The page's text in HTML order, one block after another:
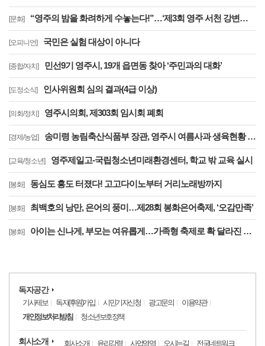
[문화] “영주의 밤을 화려하게 수놓는다!”…‘제3회 영주 서천 강변가요제’ 8월 2일 개최
[오피니언] 국민은 실험 대상이 아니다
[종합/자치] 민선9기 영주시, 19개 읍면동 찾아 ‘주민과의 대화’
[도정소식] 인사위원회 심의 결과(4급 이상)
[의회/정치] 영주시의회, 제303회 임시회 폐회
[경제/농업] 송미령 농림축산식품부 장관, 영주시 여름사과 생육현황 및 산지유통 현장점검
[교육/청소년] 영주제일고-국립청소년미래환경센터, 학교 밖 교육 실시
[봉화] 동심도 흥도 터졌다! 고고다이노부터 거리노래방까지
[봉화] 최백호의 낭만, 은어의 풍미…제28회 봉화은어축제, ‘오감만족’
[봉화] 아이는 신나게, 부모는 여유롭게…가족형 축제로 확 달라진 제28회 봉화은어축제
독자공간
기사제보 독자(후원)가입 시민기자신청 광고문의
이용약관
개인정보처리방침
청소년보호정책
회사소개 회사소개 윤리강령 사업영역 오시는길 전국네트워크